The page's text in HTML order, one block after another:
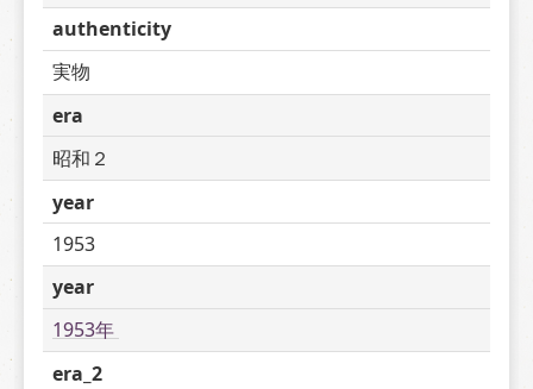
authenticity
実物
era
昭和２
year
1953
year
1953年
era_2